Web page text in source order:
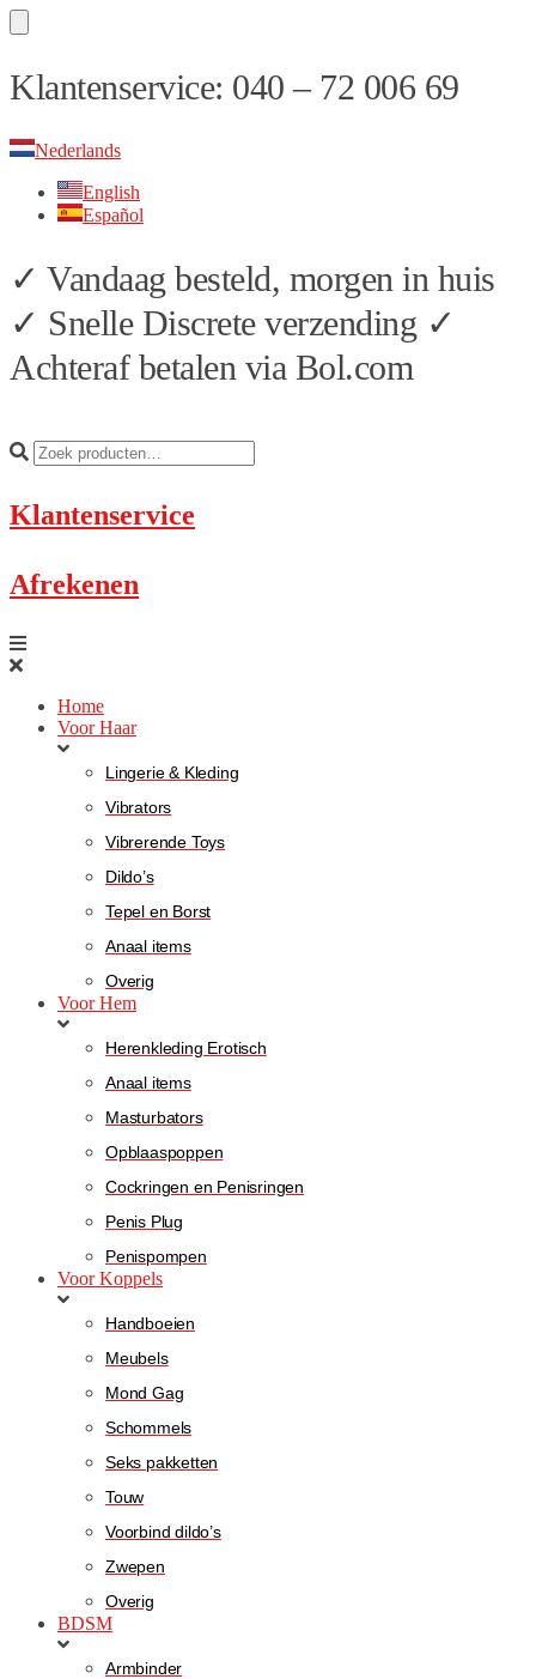
Skip
to
Skip
to
Klantenservice: 040 – 72 006 69
Nederlands
English
Español
✓ Vandaag besteld, morgen in huis
✓ Snelle Discrete verzending ✓
Achteraf betalen via Bol.com
Klantenservice
Afrekenen
Home
Voor Haar
Lingerie & Kleding
Vibrators
Vibrerende Toys
Dildo’s
Tepel en Borst
Anaal items
Overig
Voor Hem
Herenkleding Erotisch
Anaal items
Masturbators
Opblaaspoppen
Cockringen en Penisringen
Penis Plug
Penispompen
Voor Koppels
Handboeien
Meubels
Mond Gag
Schommels
Seks pakketten
Touw
Voorbind dildo’s
Zwepen
Overig
BDSM
Armbinder